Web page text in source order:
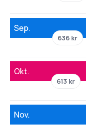
Sep.
636 kr
Okt.
613 kr
Nov.